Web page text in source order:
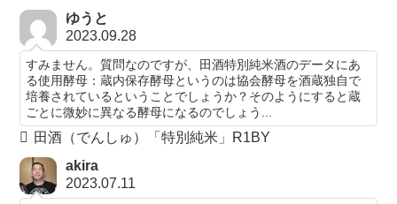
ゆうと
2023.09.28
すみません。質問なのですが、田酒特別純米酒のデータにあ
る使用酵母：蔵内保存酵母というのは協会酵母を酒蔵独自で
培養されているということでしょうか？そのようにすると蔵
ごとに微妙に異なる酵母になるのでしょう...
田酒（でんしゅ）「特別純米」R1BY
akira
2023.07.11